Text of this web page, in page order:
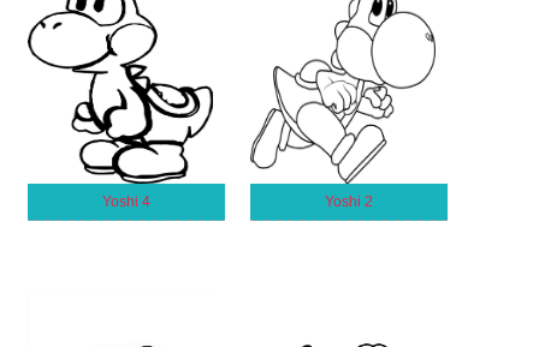
Yoshi 4 Yoshi 2